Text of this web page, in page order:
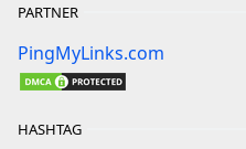
PARTNER
PingMyLinks.com
HASHTAG